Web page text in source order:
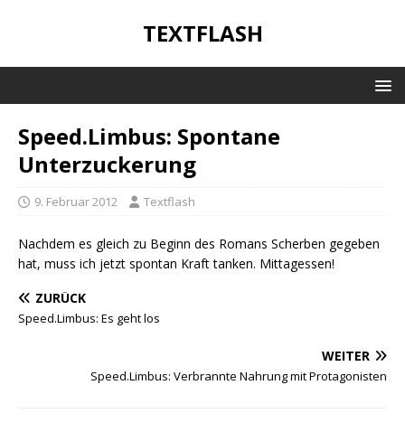
TEXTFLASH
Speed.Limbus: Spontane
Unterzuckerung
9. Februar 2012 Textflash
Nachdem es gleich zu Beginn des Romans Scherben gegeben
hat, muss ich jetzt spontan Kraft tanken. Mittagessen!
ZURÜCK
Speed.Limbus: Es geht los
WEITER
Speed.Limbus: Verbrannte Nahrung mit Protagonisten